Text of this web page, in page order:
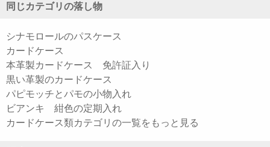
同じカテゴリの落し物
シナモロールのパスケース
カードケース
本革製カードケース 免許証入り
黒い革製のカードケース
パピモッチとパモの小物入れ
ビアンキ 紺色の定期入れ
カードケース類カテゴリの一覧をもっと見る